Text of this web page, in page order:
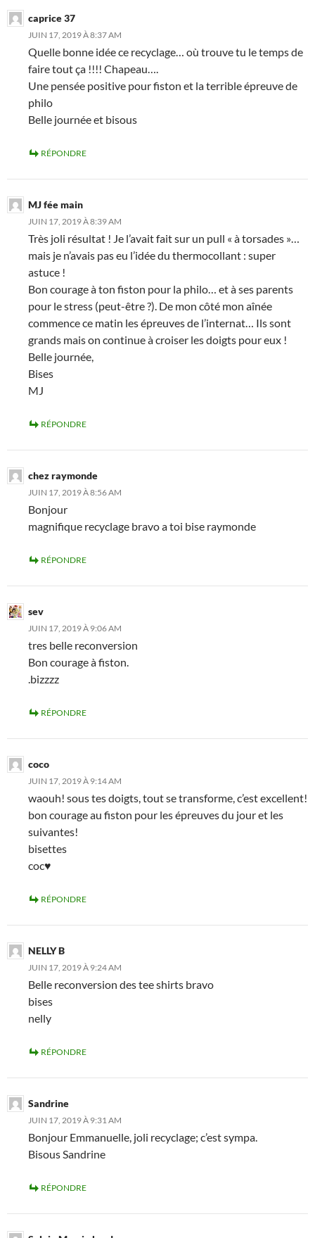
caprice 37
JUIN 17, 2019 À 8:37 AM
Quelle bonne idée ce recyclage… où trouve tu le temps de
faire tout ça !!!! Chapeau….
Une pensée positive pour fiston et la terrible épreuve de
philo
Belle journée et bisous
RÉPONDRE
MJ fée main
JUIN 17, 2019 À 8:39 AM
Très joli résultat ! Je l’avait fait sur un pull « à torsades »…
mais je n’avais pas eu l’idée du thermocollant : super
astuce !
Bon courage à ton fiston pour la philo… et à ses parents
pour le stress (peut-être ?). De mon côté mon aînée
commence ce matin les épreuves de l’internat… Ils sont
grands mais on continue à croiser les doigts pour eux !
Belle journée,
Bises
MJ
RÉPONDRE
chez raymonde
JUIN 17, 2019 À 8:56 AM
Bonjour
magnifique recyclage bravo a toi bise raymonde
RÉPONDRE
sev
JUIN 17, 2019 À 9:06 AM
tres belle reconversion
Bon courage à fiston.
.bizzzz
RÉPONDRE
coco
JUIN 17, 2019 À 9:14 AM
waouh! sous tes doigts, tout se transforme, c’est excellent!
bon courage au fiston pour les épreuves du jour et les
suivantes!
bisettes
coc♥
RÉPONDRE
NELLY B
JUIN 17, 2019 À 9:24 AM
Belle reconversion des tee shirts bravo
bises
nelly
RÉPONDRE
Sandrine
JUIN 17, 2019 À 9:31 AM
Bonjour Emmanuelle, joli recyclage; c’est sympa.
Bisous Sandrine
RÉPONDRE